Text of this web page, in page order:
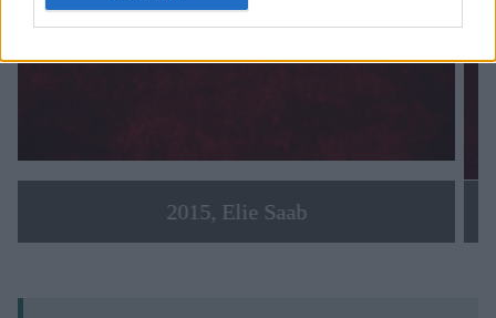
2015, Elie Saab